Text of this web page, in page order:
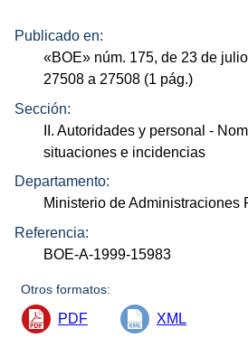
Publicado en:
«BOE» núm. 175, de 23 de
27508 a 27508 (1 pág.)
Sección:
II. Autoridades y personal -
situaciones e incidencias
Departamento:
Ministerio de Administraciones
Referencia:
BOE-A-1999-15983
Otros formatos:
PDF XML